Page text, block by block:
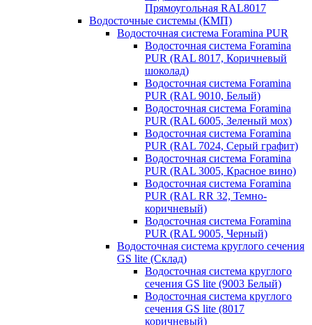
Прямоугольная RAL8017
Водосточные системы (КМП)
Водосточная система Foramina PUR
Водосточная система Foramina
PUR (RAL 8017, Коричневый
шоколад)
Водосточная система Foramina
PUR (RAL 9010, Белый)
Водосточная система Foramina
PUR (RAL 6005, Зеленый мох)
Водосточная система Foramina
PUR (RAL 7024, Серый графит)
Водосточная система Foramina
PUR (RAL 3005, Красное вино)
Водосточная система Foramina
PUR (RAL RR 32, Темно-
коричневый)
Водосточная система Foramina
PUR (RAL 9005, Черный)
Водосточная система круглого сечения
GS lite (Склад)
Водосточная система круглого
сечения GS lite (9003 Белый)
Водосточная система круглого
сечения GS lite (8017
коричневый)